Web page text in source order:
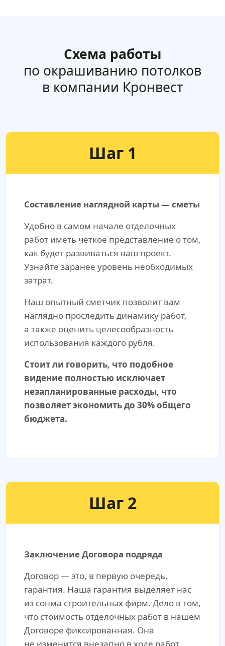
Схема работы
по окрашиванию потолков
в компании Кронвест
Шаг 1
Составление наглядной карты — сметы
Удобно в самом начале отделочных
работ иметь четкое представление о том,
как будет развиваться ваш проект.
Узнайте заранее уровень необходимых
затрат.
Наш опытный сметчик позволит вам
наглядно проследить динамику работ,
а также оценить целесообразность
использования каждого рубля.
Стоит ли говорить, что подобное
видение полностью исключает
незапланированные расходы, что
позволяет экономить до 30% общего
бюджета.
Шаг 2
Заключение Договора подряда
Договор — это, в первую очередь,
гарантия. Наша гарантия выделяет нас
из сонма строительных фирм. Дело в том,
что стоимость отделочных работ в нашем
Договоре фиксированная. Она